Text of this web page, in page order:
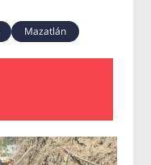
Mazatlán